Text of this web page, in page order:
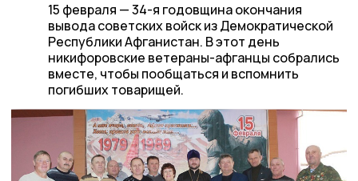
15 февраля — 34-я годовщина окончания
вывода советских войск из Демократической
Республики Афганистан. В этот день
никифоровские ветераны-афганцы собрались
вместе, чтобы пообщаться и вспомнить
погибших товарищей.